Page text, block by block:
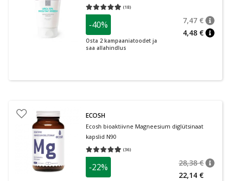
(18)
Keskmine hinnang 4.89
-40%
Osta 2 kampaaniatoodet ja
saa allahindlus
7,47 €
4,48 €
ECOSH
Ecosh bioaktiivne Magneesium diglütsinaat
kapslid N90
(36)
Keskmine hinnang 4.97
-22% 28,38 €
22,14 €